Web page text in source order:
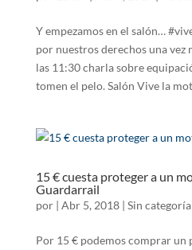
Y empezamos en el salón…
por nuestros derechos una vez
las 11:30 charla sobre
tomen el pelo. Salón Vive la
15 € cuesta proteger a un
Guardarrail
por | Abr 5, 2018| Sin categoría
Por 15 € podemos comprar un